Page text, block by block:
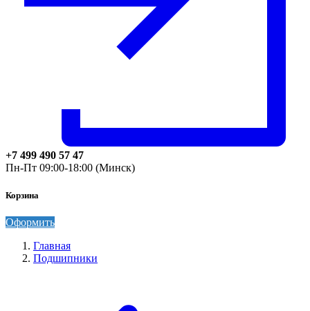
+7 499 490 57 47
Пн-Пт 09:00-18:00 (Минск)
Корзина
Оформить
Главная
Подшипники